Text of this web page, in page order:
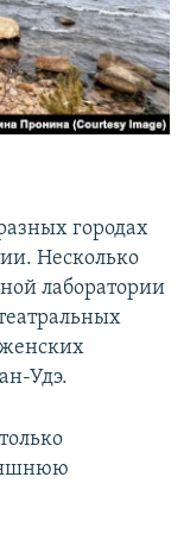
городах
Несколько
лаборатории
Удэ.